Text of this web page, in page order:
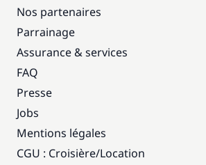
Nos partenaires
Parrainage
Assurance & services
FAQ
Presse
Jobs
Mentions légales
CGU : Croisière/Location